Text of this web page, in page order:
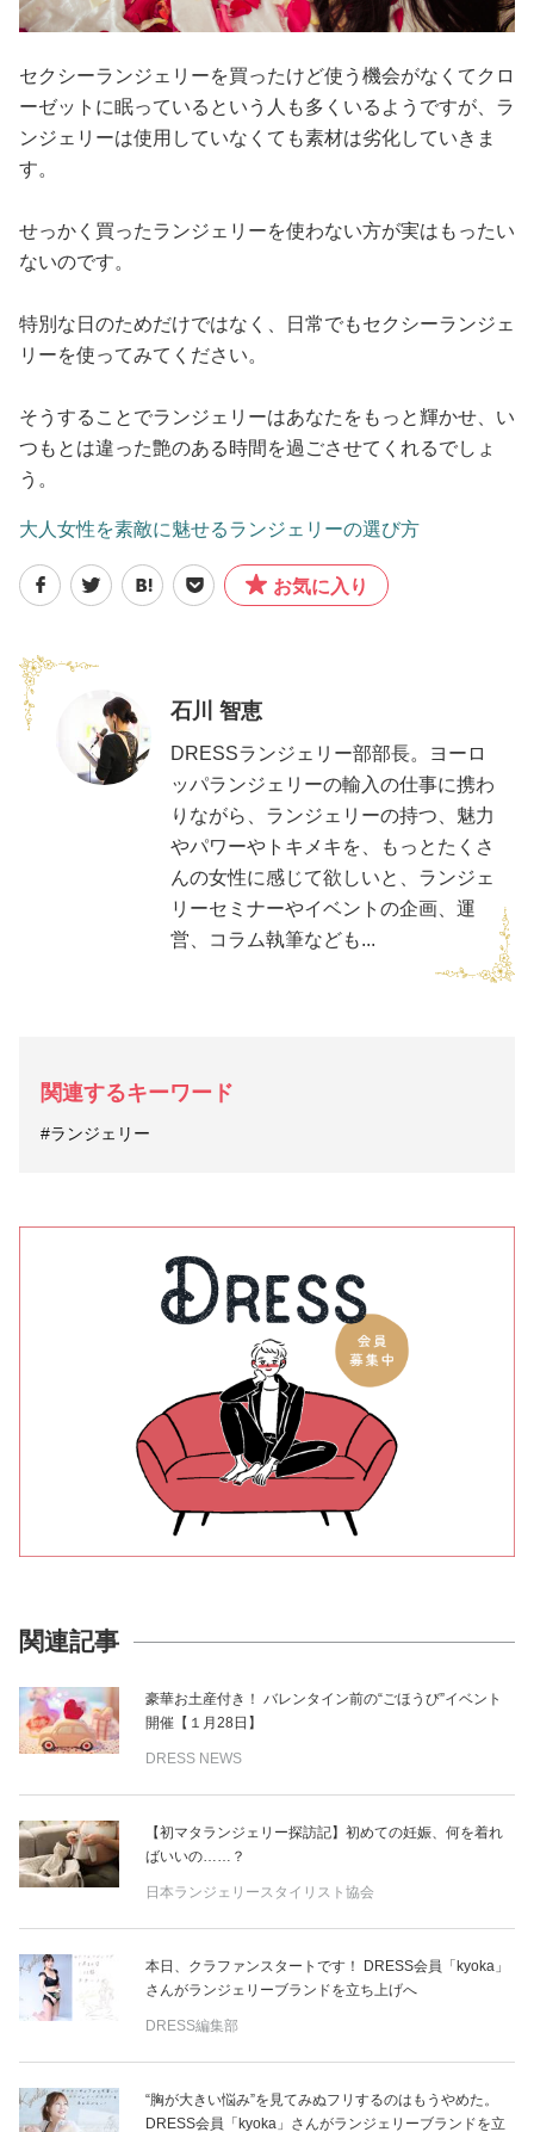
セクシーランジェリーを買ったけど使う機会がなくてクロ
ーゼットに眠っているという人も多くいるようですが、ラ
ンジェリーは使用していなくても素材は劣化していきま
す。
せっかく買ったランジェリーを使わない方が実はもったい
ないのです。
特別な日のためだけではなく、日常でもセクシーランジェ
リーを使ってみてください。
そうすることでランジェリーはあなたをもっと輝かせ、い
つもとは違った艶のある時間を過ごさせてくれるでしょ
う。
大人女性を素敵に魅せるランジェリーの選び方
お気に入り
石川 智恵
DRESSランジェリー部部長。ヨーロ
ッパランジェリーの輸入の仕事に携わ
りながら、ランジェリーの持つ、魅力
やパワーやトキメキを、もっとたくさ
んの女性に感じて欲しいと、ランジェ
リーセミナーやイベントの企画、運
営、コラム執筆なども...
関連するキーワード
#ランジェリー
関連記事
豪華お土産付き！ バレンタイン前の“ごほうび”イベント
開催【１月28日】
DRESS NEWS
【初マタランジェリー探訪記】初めての妊娠、何を着れ
ばいいの……？
日本ランジェリースタイリスト協会
本日、クラファンスタートです！ DRESS会員「kyoka」
さんがランジェリーブランドを立ち上げへ
DRESS編集部
“胸が大きい悩み”を見てみぬフリするのはもうやめた。
DRESS会員「kyoka」さんがランジェリーブランドを立